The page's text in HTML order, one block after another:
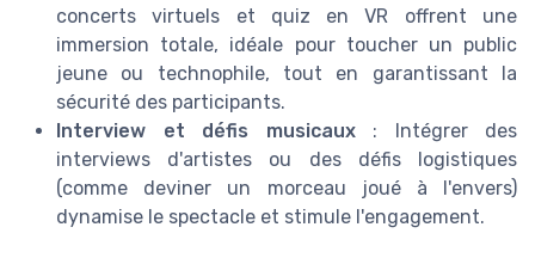
concerts virtuels et quiz en VR offrent une
immersion totale, idéale pour toucher un public
jeune ou technophile, tout en garantissant la
sécurité des participants.
Interview et défis musicaux: Intégrer des
interviews d'artistes ou des défis logistiques
(comme deviner un morceau joué à l'envers)
dynamise le spectacle et stimule l'engagement.